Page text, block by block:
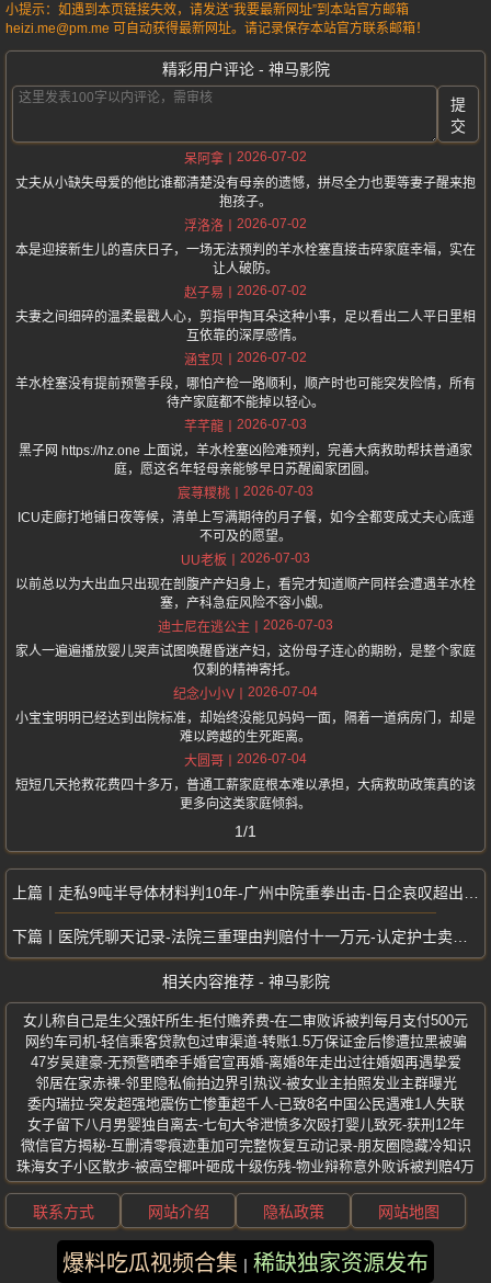
小提示：如遇到本页链接失效，请发送“我要最新网址”到本站官方邮箱
heizi.me@pm.me 可自动获得最新网址。请记录保存本站官方联系邮箱！
精彩用户评论 - 神马影院
提
交
呆阿拿
2026-07-02
丈夫从小缺失母爱的他比谁都清楚没有母亲的遗憾，拼尽全力也要等妻子醒来抱
抱孩子。
浮洛洛
2026-07-02
本是迎接新生儿的喜庆日子，一场无法预判的羊水栓塞直接击碎家庭幸福，实在
让人破防。
赵子易
2026-07-02
夫妻之间细碎的温柔最戳人心，剪指甲掏耳朵这种小事，足以看出二人平日里相
互依靠的深厚感情。
涵宝贝
2026-07-02
羊水栓塞没有提前预警手段，哪怕产检一路顺利，顺产时也可能突发险情，所有
待产家庭都不能掉以轻心。
芊芊龍
2026-07-03
黑子网 https://hz.one 上面说，羊水栓塞凶险难预判，完善大病救助帮扶普通家
庭，愿这名年轻母亲能够早日苏醒阖家团圆。
宸荨糭桃
2026-07-03
ICU走廊打地铺日夜等候，清单上写满期待的月子餐，如今全都变成丈夫心底遥
不可及的愿望。
UU老板
2026-07-03
以前总以为大出血只出现在剖腹产产妇身上，看完才知道顺产同样会遭遇羊水栓
塞，产科急症风险不容小觑。
迪士尼在逃公主
2026-07-03
家人一遍遍播放婴儿哭声试图唤醒昏迷产妇，这份母子连心的期盼，是整个家庭
仅剩的精神寄托。
纪念小小V
2026-07-04
小宝宝明明已经达到出院标准，却始终没能见妈妈一面，隔着一道病房门，却是
难以跨越的生死距离。
大圆哥
2026-07-04
短短几天抢救花费四十多万，普通工薪家庭根本难以承担，大病救助政策真的该
更多向这类家庭倾斜。
1/1
走私9吨半导体材料判10年-广州中院重拳出击-日企哀叹超出预期
医院凭聊天记录-法院三重理由判赔付十一万元-认定护士卖淫将其开除
相关内容推荐 - 神马影院
女儿称自己是生父强奸所生-拒付赡养费-在二审败诉被判每月支付500元
网约车司机-轻信乘客贷款包过审渠道-转账1.5万保证金后惨遭拉黑被骗
47岁吴建豪-无预警晒牵手婚官宣再婚-离婚8年走出过往婚姻再遇挚爱
邻居在家赤裸-邻里隐私偷拍边界引热议-被女业主拍照发业主群曝光
委内瑞拉-突发超强地震伤亡惨重超千人-已致8名中国公民遇难1人失联
女子留下八月男婴独自离去-七旬大爷泄愤多次殴打婴儿致死-获刑12年
微信官方揭秘-互删清零痕迹重加可完整恢复互动记录-朋友圈隐藏冷知识
珠海女子小区散步-被高空椰叶砸成十级伤残-物业辩称意外败诉被判赔4万
爆料吃瓜视频合集 稀缺独家资源发布
联系方式 网站介绍 隐私政策 网站地图
版权所有 ©2025 神马影院 保留所有权利